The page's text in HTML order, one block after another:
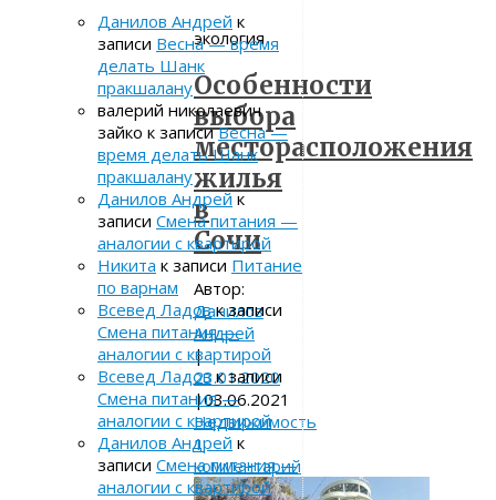
экология
Особенности
выбора
месторасположения
жилья
в
Сочи
Автор:
Данилов
Андрей
|
23.01.2020
|03.06.2021
Недвижимость
1
комментарий
Данилов Андрей к
записи Весна — время
делать Шанк
пракшалану
валерий николаевич
зайко к записиВесна —
время делать Шанк
пракшалану
Данилов Андрейк
записи Смена питания —
аналогии с квартирой
Никита к записи Питание
по варнам
Всевед Ладовк записи
Смена питания —
аналогии с квартирой
Всевед Ладовк записи
Смена питания —
аналогии с квартирой
Данилов Андрей к
записи Смена питания —
аналогии с квартирой